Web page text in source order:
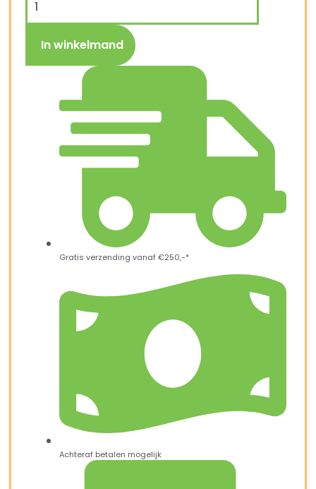
In winkelmand
Gratis verzending vanaf €250,-*
Achteraf betalen mogelijk